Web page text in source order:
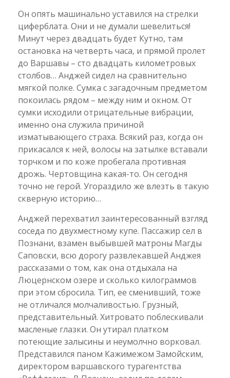
Он опять машинально уставился на стрелки
циферблата. Они и не думали шевелиться!
Минут через двадцать будет Кутно, там
остановка на четверть часа, и прямой пролет
до Варшавы – сто двадцать километровых
столбов… Анджей сидел на сравнительно
мягкой полке. Сумка с загадочным предметом
покоилась рядом – между ним и окном. От
сумки исходили отрицательные вибрации,
именно она служила причиной
изматывающего страха. Всякий раз, когда он
прикасался к ней, волосы на затылке вставали
торчком и по коже пробегала противная
дрожь. Чертовщина какая-то. Он сегодня
точно не герой. Угораздило же влезть в такую
скверную историю…
Анджей перехватил заинтересованный взгляд
соседа по двухместному купе. Пассажир сел в
Познани, взамен выбывшей матроны Магды
Саповски, всю дорогу развлекавшей Анджея
рассказами о том, как она отдыхала на
Люцернском озере и сколько килограммов
при этом сбросила. Тип, ее сменивший, тоже
не отличался молчаливостью. Грузный,
представительный. Хитровато поблескивали
масленые глазки. Он утирал платком
потеющие залысины и неумолчно ворковал.
Представился паном Кажимежом Замойским,
директором варшавского турагентства